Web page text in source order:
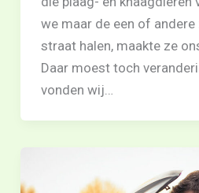
we maar de een of
straat halen, maakte ze
Daar moest toch
vonden wij…